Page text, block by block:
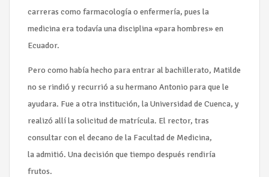
carreras como farmacología o enfermería, pues la
medicina era todavía una disciplina «para hombres» en
Ecuador.
Pero como había hecho para entrar al bachillerato, Matilde
no se rindió y recurrió a su hermano Antonio para que le
ayudara. Fue a otra institución, la Universidad de Cuenca, y
realizó allí la solicitud de matrícula. El rector, tras
consultar con el decano de la Facultad de Medicina,
la admitió. Una decisión que tiempo después rendiría
frutos.